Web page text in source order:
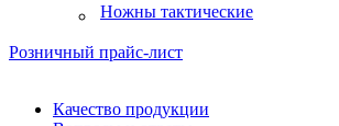
Ножны тактические
Розничный прайс-лист
Качество продукции